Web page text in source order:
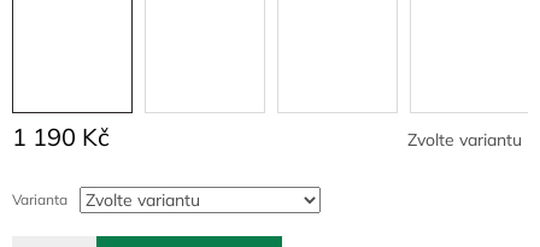
1 190 Kč
cena:
Zvolte variantu
Varianta